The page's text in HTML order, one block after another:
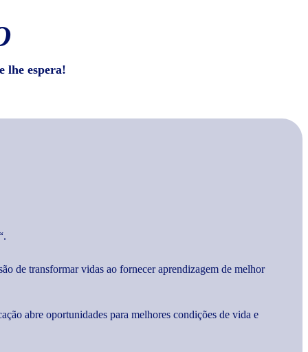
lhe espera!
de transformar vidas ao fornecer aprendizagem de melhor
abre oportunidades para melhores condições de vida e